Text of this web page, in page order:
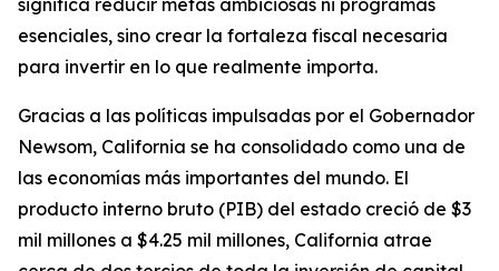
significa reducir metas ambiciosas ni programas
esenciales, sino crear la fortaleza fiscal necesaria
para invertir en lo que realmente importa.
Gracias a las políticas impulsadas por el Gobernador
Newsom, California se ha consolidado como una de
las economías más importantes del mundo. El
producto interno bruto (PIB) del estado creció de $3
mil millones a $4.25 mil millones, California atrae